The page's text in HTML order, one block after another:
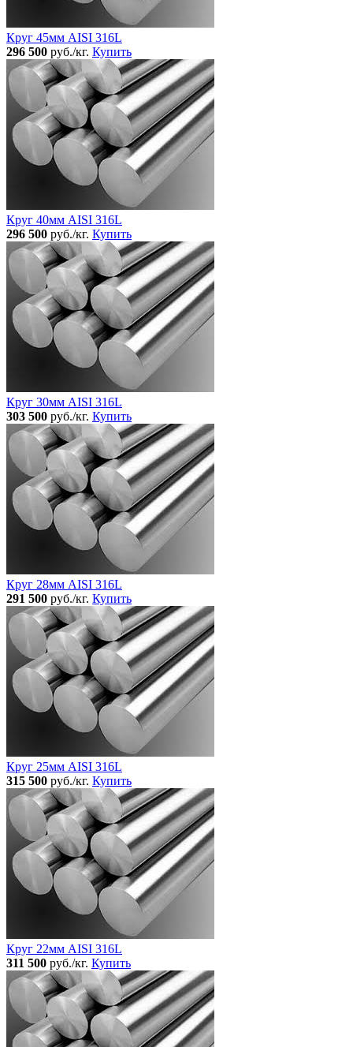
Круг 45мм AISI 316L
296 500 руб./кг. Купить
Круг 40мм AISI 316L
296 500 руб./кг. Купить
Круг 30мм AISI 316L
303 500 руб./кг. Купить
Круг 28мм AISI 316L
291 500 руб./кг. Купить
Круг 25мм AISI 316L
315 500 руб./кг. Купить
Круг 22мм AISI 316L
311 500 руб./кг. Купить